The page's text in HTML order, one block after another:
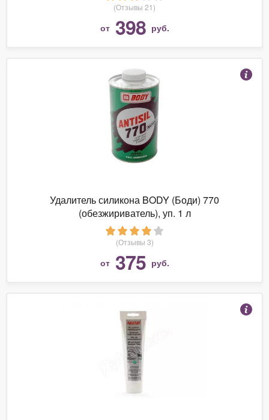
(Отзывы 21)
от 398 руб.
Удалитель силикона BODY (Боди) 770
(обезжириватель), уп. 1 л
(Отзывы 3)
от 375 руб.